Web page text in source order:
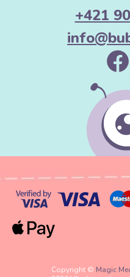
+421
Copyright © Magic